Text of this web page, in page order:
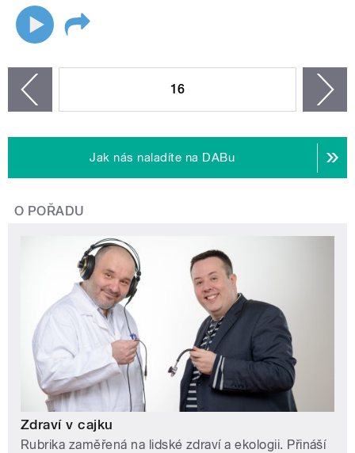
16
Jak nás naladíte na DABu
O POŘADU
Zdraví v cajku
Rubrika zaměřená na lidské zdraví a ekologii. Přináší